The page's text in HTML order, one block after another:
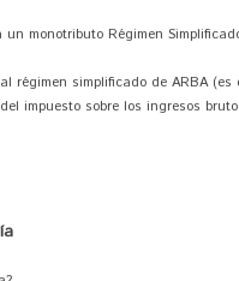
monotributo Régimen
régimen simplificado de ARBA
impuesto sobre los ingresos